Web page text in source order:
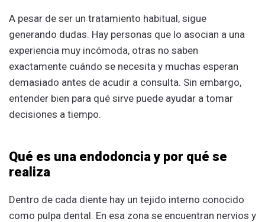
A pesar de ser un tratamiento habitual, sigue
generando dudas. Hay personas que lo asocian a una
experiencia muy incómoda, otras no saben
exactamente cuándo se necesita y muchas esperan
demasiado antes de acudir a consulta. Sin embargo,
entender bien para qué sirve puede ayudar a tomar
decisiones a tiempo.
Qué es una endodoncia y por qué se
realiza
Dentro de cada diente hay un tejido interno conocido
como pulpa dental. En esa zona se encuentran nervios y